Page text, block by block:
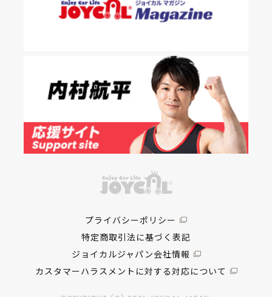
プライバシーポリシー
特定商取引法に基づく表記
ジョイカルジャパン会社情報
カスタマーハラスメントに対する対応について